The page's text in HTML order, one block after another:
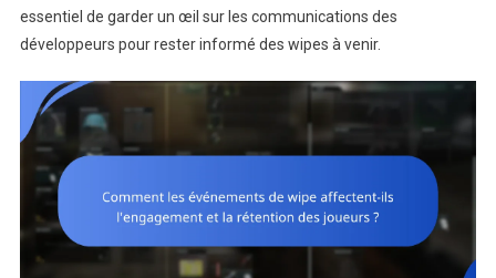
essentiel de garder un œil sur les communications des
développeurs pour rester informé des wipes à venir.